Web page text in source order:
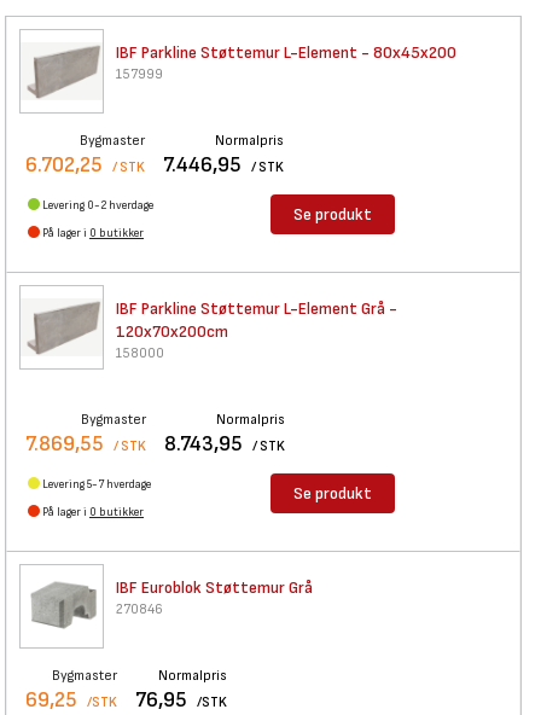
IBF Parkline StøttemurL-Element - 80x45x200
157999
Bygmaster
6.702,25 / STK
Normalpris
7.446,95 / STK
Levering 0-2 hverdage
På lager i 0 butikker
Se produkt
IBF Parkline StøttemurL-Element Grå -
120x70x200cm
158000
Bygmaster
7.869,55 / STK
Normalpris
8.743,95 / STK
Levering 5-7 hverdage
På lager i 0 butikker
Se produkt
IBF Euroblok Støttemur Grå
270846
Bygmaster
69,25 /STK
Normalpris
76,95 /STK